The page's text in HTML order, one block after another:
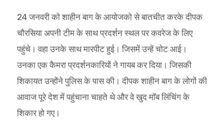
24 जनवरी को शाहीन बाग के आयोजको से बातचीत करके दीपक
चौरसिया अपनी टीम के साथ प्रदर्शन स्थल पर कवरेज के लिए
पहुंचे। वहा उनके साथ मारपीट हुई। जिसमें उन्हें चोट आई।
उनका एक कैमरा प्रदर्शनकारियों ने गायब कर दिया। जिसकी
शिकायत उन्होंने पुलिस के पास की। दीपक शाहीन बाग के लोगों की
आवाज पूरे देश में पहुंचाना चाहते थे और वे खुद मॉब लिंचिंग के
शिकार हो गए।